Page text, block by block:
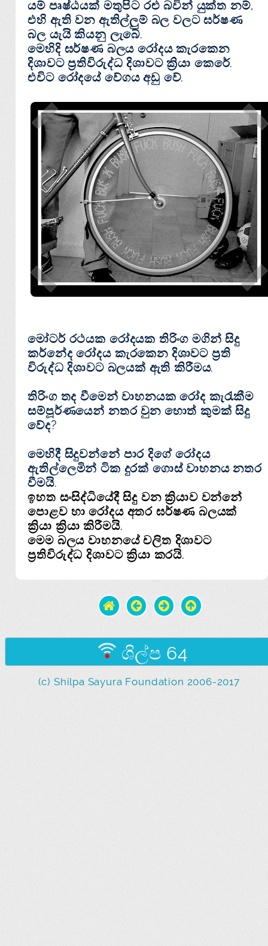
යම් පෘෂ්ඨයක් මතුපිට රළු බවින් යුක්ත නම්,
එහි ඇති වන ඇතිල්ලුම් බල වලටඝර්ෂණ
බල යැයි කියනු ලැබේ.
මෙහිදි ඝර්ෂණ බලය රෝදය කැරකෙන
දිශාවටප්‍රතිවිරුද්ධ දිශාවටක්‍රියා කෙරේ.
එවිට රෝදයේ වේගය අඩු වේ.
මෝටර් රථයක රෝදයක තිරිංග මගින් සිදු
කර්නේද රෝදය කැරකෙන දිශාවට ප්‍රති
විරුද්ධ දිශාවට බලයක් ඇති කිරීමය.
තිරිංග තද වීමෙන් වාහනයක රෝද කැරැකීම
සම්පූර්ණයෙන් නතර වුන හොත් කුමක් සිදු
වේද?
මෙහිදී සිදුවන්නේ පාර දිගේ රෝදය
ඇතිල්ලෙමින් ටික දුරක් ගොස් වාහනය නතර
වීමයි.
ඉහත සංසිද්ධියේදී සිදු වන ක්‍රියාව වන්නේ
පොළවහාරෝදයඅතර ඝර්ෂණ බලයක්
ක්‍රියා ක්‍රියා කිරීමයි.
මෙම බලය වාහනයේචලිත දිශාවට
ප්‍රතිවිරුද්ධ දිශාවටක්‍රියා කරයි.
ශිල්ප 64
(c) Shilpa Sayura Foundation 2006-2017